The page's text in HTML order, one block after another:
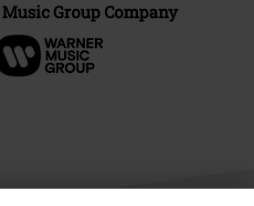
Group Company